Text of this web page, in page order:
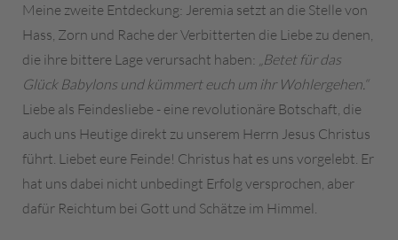
Meine zweite Entdeckung: Jeremia setzt an die Stelle von
Hass, Zorn und Rache der Verbitterten die Liebe zu denen,
die ihre bittere Lage verursacht haben: „Betet für das
Glück Babylons und kümmert euch um ihr Wohlergehen.“
Liebe als Feindesliebe - eine revolutionäre Botschaft, die
auch uns Heutige direkt zu unserem Herrn Jesus Christus
führt. Liebet eure Feinde! Christus hat es uns vorgelebt. Er
hat uns dabei nicht unbedingt Erfolg versprochen, aber
dafür Reichtum bei Gott und Schätze im Himmel.